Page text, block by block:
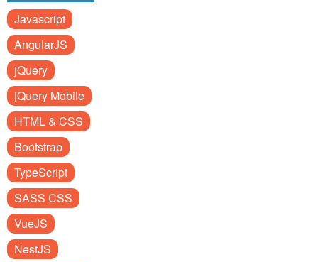
Javascript
AngularJS
jQuery
jQuery Mobile
HTML & CSS
Bootstrap
TypeScript
SASS CSS
VueJS
NestJS